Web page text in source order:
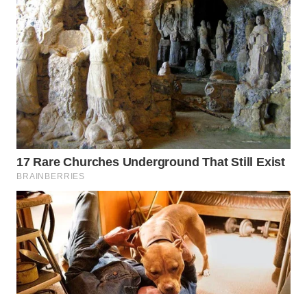
WN
LABUANBAJO
WN
BORNEO
Wahana
Media
Group
NEWS
WAHANA
TANI
WAHANA